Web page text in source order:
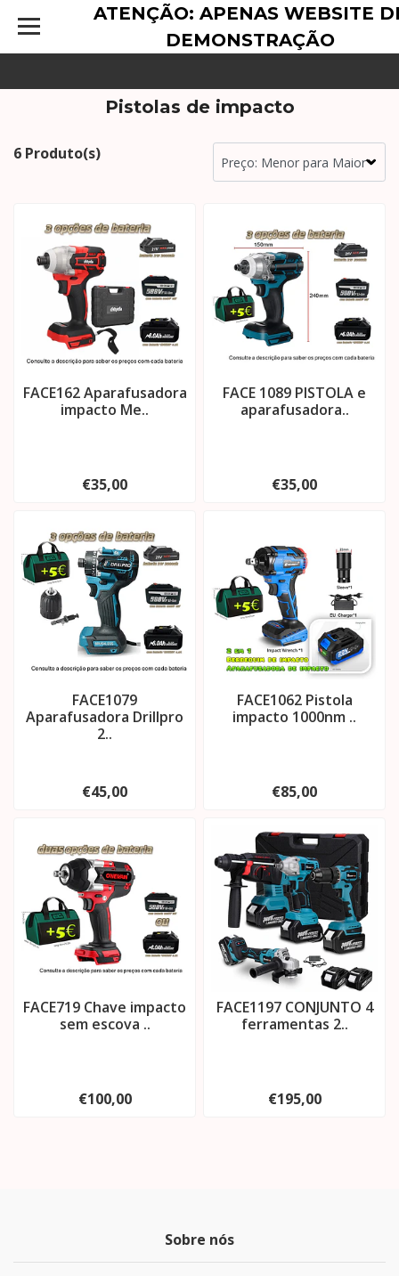
ATENÇÃO: APENAS WEBSITE
DEMONSTRAÇÃO
Pistolas de impacto
6 Produto(s)
FACE162 Aparafusadora
impacto Me..
€35,00
FACE 1089 PISTOLA e
aparafusadora..
€35,00
FACE1079
Aparafusadora Drillpro
2..
€45,00
FACE1062 Pistola
impacto 1000nm ..
€85,00
FACE719 Chave impacto
sem escova ..
€100,00
FACE1197 CONJUNTO 4
ferramentas 2..
€195,00
Sobre nós